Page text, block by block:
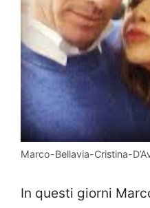
Marco-Bellavia-Cristina-
In questi giorni